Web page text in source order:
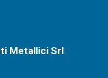
Metallici Srl